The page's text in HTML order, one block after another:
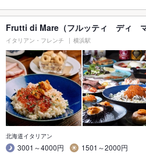
Frutti di Mare（フルッティ ディ
イタリアン・フレンチ 横浜駅
北海道イタリアン
3001～4000円
1501～2000円